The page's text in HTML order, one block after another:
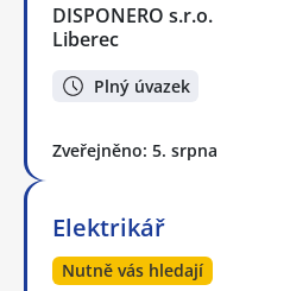
DISPONERO s.r.o.
Liberec
Plný úvazek
Zveřejněno: 5. srpna
Elektrikář
Nutně vás hledají